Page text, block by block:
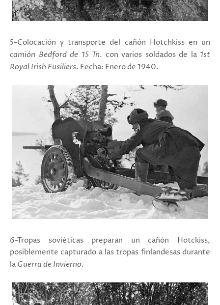
5-Colocación y transporte del cañón Hotchkiss en un
camión Bedford de 15 Tn. con varios soldados de la1st
Royal Irish Fusiliers. Fecha: Enero de 1940.
6-Tropas soviéticas preparan un cañón Hotckiss,
posiblemente capturado a las tropas finlandesas durante
la Guerra de Invierno.